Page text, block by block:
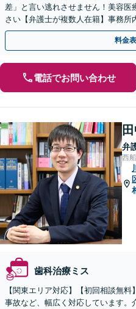
差」と言い逃れさせません！美容医
さい【弁護士が複数人在籍】事務所
返金・賠償請求をサポートいたしま
料金
電話でお問い合わせ
弁
西
歯科治療ミス
【関東エリア対応】【初回相談無
事故など、幅広く対応しています。